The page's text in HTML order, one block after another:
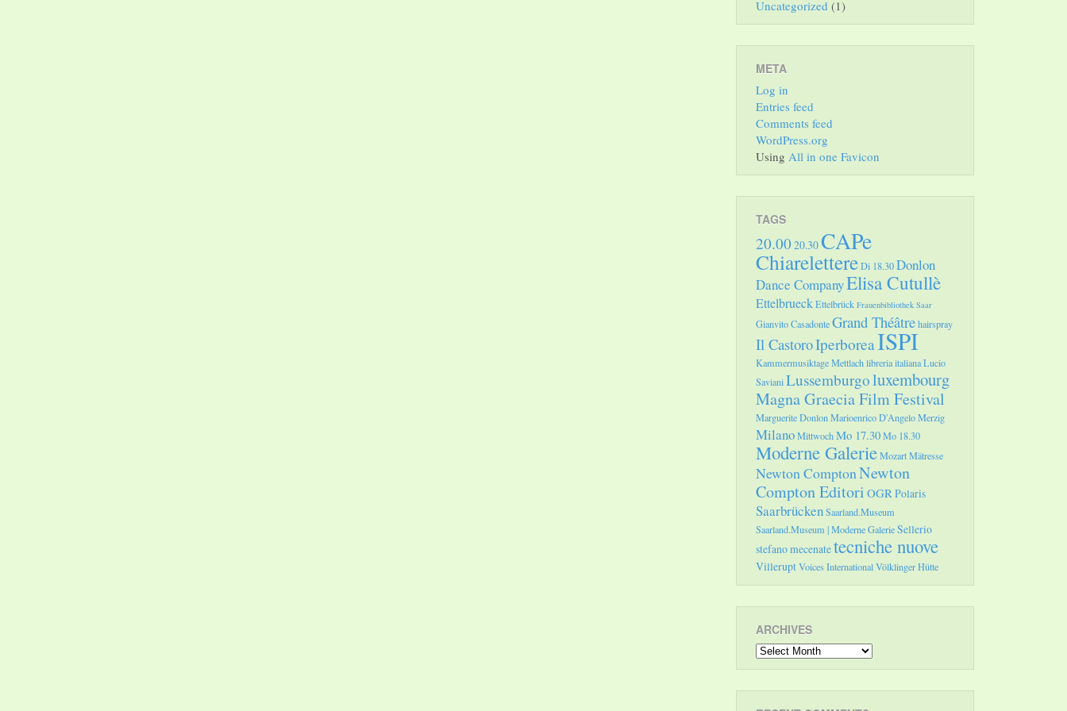
Uncategorized (1)
META
Log in
Entries feed
Comments feed
WordPress.org
Using All in one Favicon
TAGS
20.00 20.30CAPe
ChiarelettereDi 18.30Donlon
Dance CompanyElisa Cutullè
EttelbrueckEttelbrück Frauenbibliothek Saar
Gianvito CasadonteGrand Théâtrehairspray
Il CastoroIperboreaISPI
Kammermusiktage Mettlachlibreria italianaLucio
SavianiLussemburgoluxembourg
Magna Graecia Film Festival
Marguerite DonlonMarioenrico D'AngeloMerzig
MilanoMittwochMo 17.30Mo 18.30
Moderne GalerieMozartMätresse
Newton ComptonNewton
Compton Editori OGRPolaris
SaarbrückenSaarland.Museum
Saarland.Museum | Moderne GalerieSellerio
stefano mecenatetecniche nuove
VilleruptVoices InternationalVölklinger Hütte
ARCHIVES
Archives